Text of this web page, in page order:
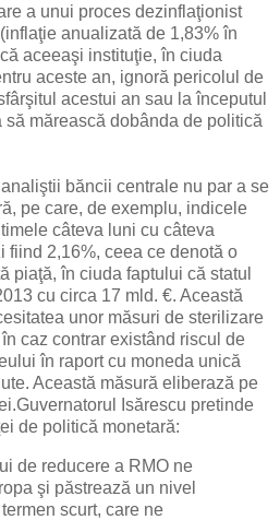
a unui proces dezinflaţionist
anualizată de 1,83% în
aceeaşi instituţie, în ciuda
aceste an, ignoră pericolul de
acestui an sau la începutul
mărească dobânda de politică
băncii centrale nu par a se
pe care, de exemplu, indicele
câteva luni cu câteva
fiind 2,16%, ceea ce denotă o
piaţă, în ciuda faptului că statul
cu circa 17 mld. €. Această
unor măsuri de sterilizare
caz contrar existând riscul de
în raport cu moneda unică
Această măsură eliberază pe
Isărescu pretinde
de politică monetară:
de reducere a RMO ne
şi păstrează un nivel
scurt, care ne